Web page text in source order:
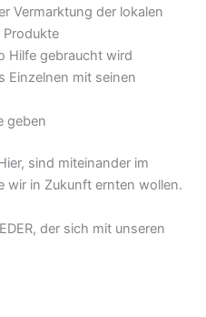
Vermarktung der lokalen
Hilfe gebraucht wird
Einzelnen mit seinen
geben
sind miteinander im
wir in Zukunft ernten wollen.
der sich mit unseren